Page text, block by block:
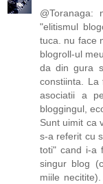
"elitismul
tuca. nu face
blogroll-ul
da din gura
constiinta. La
asociatii a
bloggingul,
Sunt uimit ca
s-a referit cu
toti" cand i-a
singur blog
miile